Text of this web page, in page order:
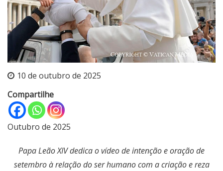
10 de outubro de 2025
Compartilhe
Outubro de 2025
Papa Leão XIV dedica o vídeo de intenção e oração de
setembro à relação do ser humano com a criação e reza